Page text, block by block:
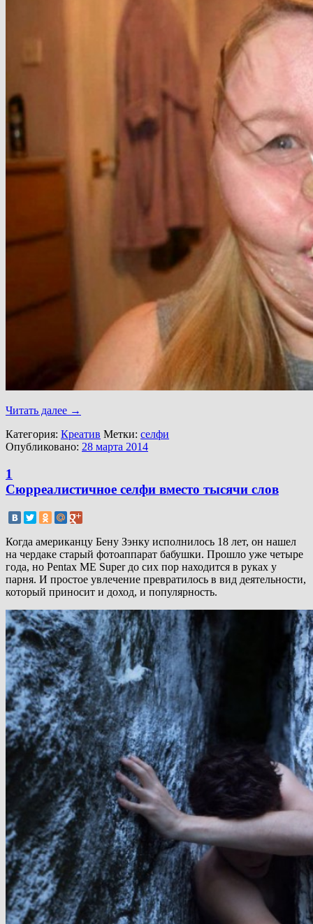
Читать далее →
Категория: Креатив Метки: селфи
Опубликовано: 28 марта 2014
1
Сюрреалистичное селфи вместо тысячи слов
Когда американцу Бену Зэнку исполнилось 18 лет, он нашел
на чердаке старый фотоаппарат бабушки. Прошло уже четыре
года, но Pentax ME Super до сих пор находится в руках у
парня. И простое увлечение превратилось в вид деятельности,
который приносит и доход, и популярность.